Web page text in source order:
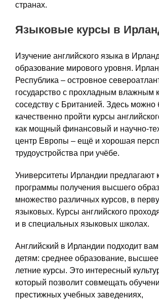
странах.
Языковые курсы в
Изучение английского языка в
образование мирового уровня.
Республика – островное
государство с прохладным влажным
соседству с Британией. Здесь можно
качественно пройти курсы
как мощный финансовый и научно-
центр Европы – ещё и хорошая
трудоустройства при учёбе.
Университеты Ирландии предлагают
программы получения высшего
множество различных курсов, в
языковых. Курсы английского
и в специальных языковых школах.
Английский в Ирландии подходит
детям: среднее образование,
летние курсы. Это интересный
который позволит совмещать
престижных учебных заведениях,